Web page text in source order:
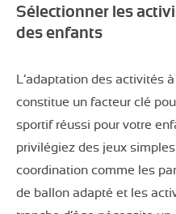
Sélectionner les
des enfants
L’adaptation des activités
constitue un facteur clé
sportif réussi pour votre
privilégiez des jeux
coordination comme les
de ballon adapté et les